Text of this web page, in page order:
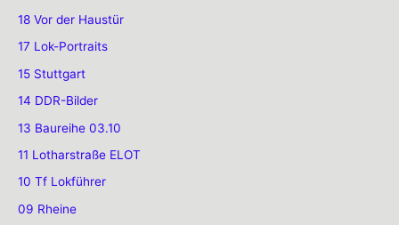
18 Vor der Haustür
17 Lok-Portraits
15 Stuttgart
14 DDR-Bilder
13 Baureihe 03.10
11 Lotharstraße ELOT
10 Tf Lokführer
09 Rheine